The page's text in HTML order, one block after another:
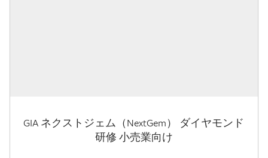
GIA ネクストジェム（NextGem） ダイヤモンド
研修 小売業向け